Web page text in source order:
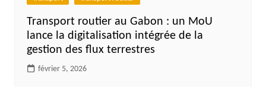
Transport routier au Gabon : un MoU
lance la digitalisation intégrée de la
gestion des flux terrestres
février 5, 2026